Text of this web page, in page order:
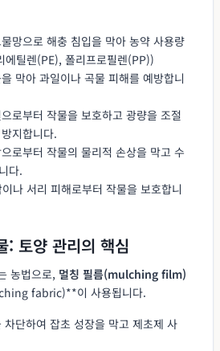
망으로 해충 침입을 막아 농약 사용량
에틸렌(PE), 폴리프로필렌(PP))
막아 과일이나 곡물 피해를 예방합니
로부터 작물을 보호하고 광량을 조절
지합니다.
로부터 작물의 물리적 손상을 막고 수
다.
나 서리 피해로부터 작물을 보호합니
: 토양 관리의 핵심
농법으로, 멀칭 필름(mulching film)
fabric)**이 사용됩니다.
차단하여 잡초 성장을 막고 제초제 사